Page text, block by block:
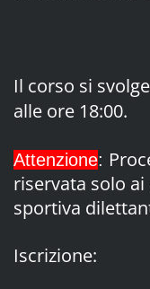
Il corso si
alle ore 18:00.
Attenzione:
riservata solo
sportiva
Iscrizione: